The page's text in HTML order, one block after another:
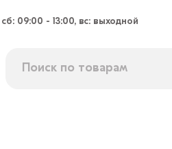
09:00 - 13:00, вс: выходной